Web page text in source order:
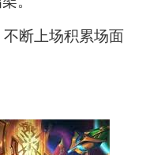
断上场积累场面